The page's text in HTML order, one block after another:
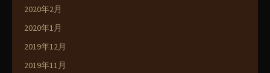
2020年2月
2020年1月
2019年12月
2019年11月